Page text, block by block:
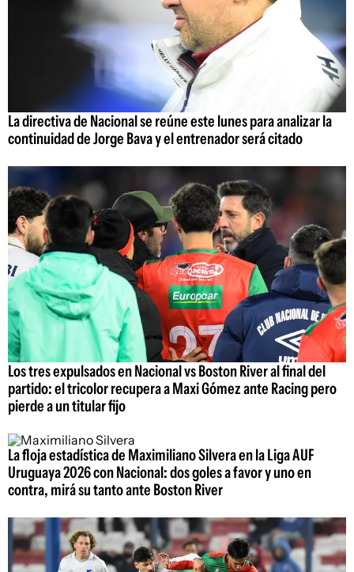
La directiva de Nacional se reúne este lunes para analizar la
continuidad de Jorge Bava y el entrenador será citado
Los tres expulsados en Nacional vs Boston River al final del
partido: el tricolor recupera a Maxi Gómez ante Racing pero
pierde a un titular fijo
La floja estadística de Maximiliano Silvera en la Liga AUF
Uruguaya 2026 con Nacional: dos goles a favor y uno en
contra, mirá su tanto ante Boston River